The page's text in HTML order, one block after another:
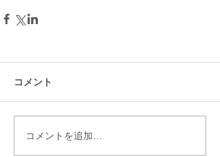
コメント
コメントを追加…